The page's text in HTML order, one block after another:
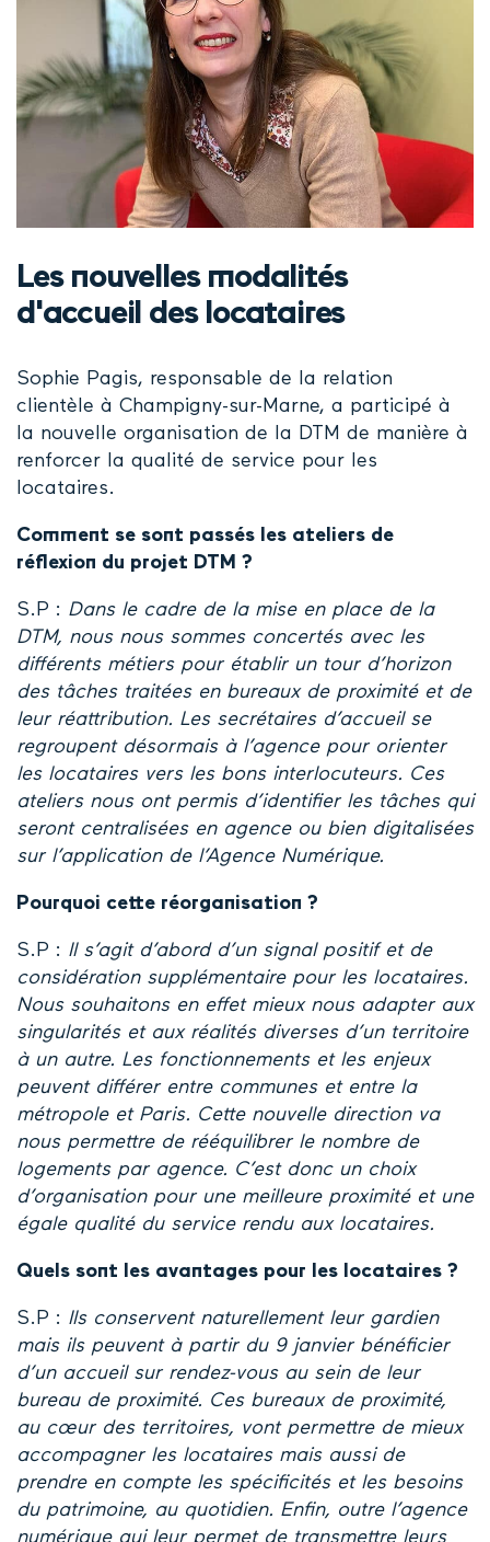
Les nouvelles modalités
d'accueil des locataires
Sophie Pagis, responsable de la relation
clientèle à Champigny-sur-Marne, a participé à
la nouvelle organisation de la DTM de manière à
renforcer la qualité de service pour les
locataires.
Comment se sont passés les ateliers de
réflexion du projet DTM ?
S.P : Dans le cadre de la mise en place de la
DTM, nous nous sommes concertés avec les
différents métiers pour établir un tour d’horizon
des tâches traitées en bureaux de proximité et de
leur réattribution. Les secrétaires d’accueil se
regroupent désormais à l’agence pour orienter
les locataires vers les bons interlocuteurs. Ces
ateliers nous ont permis d’identifier les tâches qui
seront centralisées en agence ou bien digitalisées
sur l’application de l’Agence Numérique.
Pourquoi cette réorganisation ?
S.P : Il s’agit d’abord d’un signal positif et de
considération supplémentaire pour les locataires.
Nous souhaitons en effet mieux nous adapter aux
singularités et aux réalités diverses d’un territoire
à un autre. Les fonctionnements et les enjeux
peuvent différer entre communes et entre la
métropole et Paris. Cette nouvelle direction va
nous permettre de rééquilibrer le nombre de
logements par agence. C’est donc un choix
d’organisation pour une meilleure proximité et une
égale qualité du service rendu aux locataires.
Quels sont les avantages pour les locataires ?
S.P : Ils conservent naturellement leur gardien
mais ils peuvent à partir du 9 janvier bénéficier
d’un accueil sur rendez-vous au sein de leur
bureau de proximité. Ces bureaux de proximité,
au cœur des territoires, vont permettre de mieux
accompagner les locataires mais aussi de
prendre en compte les spécificités et les besoins
du patrimoine, au quotidien. Enfin, outre l’agence
numérique qui leur permet de transmettre leurs